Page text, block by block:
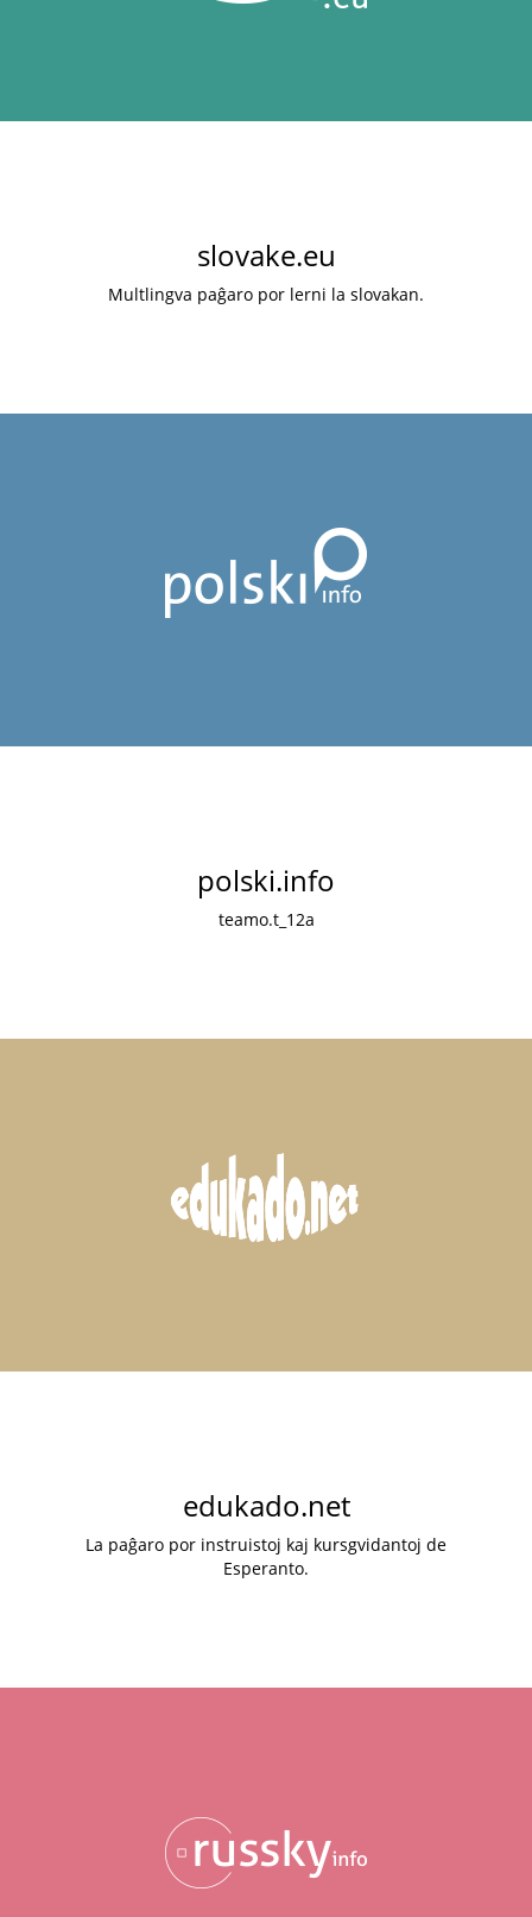
slovake.eu
Multlingva paĝaro por lerni la slovakan.
polski.info
teamo.t_12a
edukado.net
La paĝaro por instruistoj kaj kursgvidantoj de
Esperanto.